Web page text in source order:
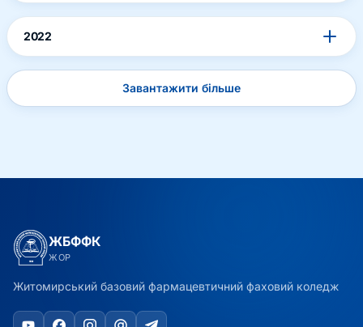
2022
Завантажити більше
ЖБФФК
ЖОР
Житомирський базовий фармацевтичний фаховий коледж